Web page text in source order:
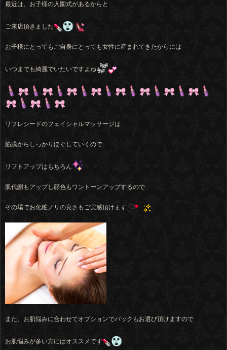
最近は、お子様の入園式があるからと
ご来店頂きました
お子様にとってもご自身にとっても女性に産まれてきたからには
いつまでも綺麗でいたいですよね
リフレシードのフェイシャルマッサージは
筋膜からしっかりほぐしていくので
リフトアップはもちろん
肌代謝もアップし顔色もワントーンアップするので
その場でお化粧ノリの良さもご実感頂けます
また、お肌悩みに合わせてオプションでパックもお選び頂けますので
お肌悩みが多い方にはオススメです